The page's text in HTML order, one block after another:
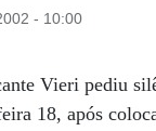
- 10:00
Vieri pediu
18, após